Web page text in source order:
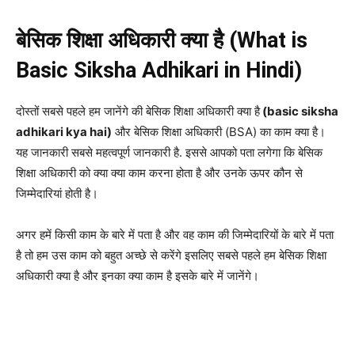
बेसिक शिक्षा अधिकारी क्या है (What is
Basic Siksha Adhikari in Hindi)
दोस्तों सबसे पहले हम जानेंगे की बेसिक शिक्षा अधिकारी क्या है(basic siksha
adhikari kya hai) और बेसिक शिक्षा अधिकारी (BSA) का काम क्या है।
यह जानकारी सबसे महत्वपूर्ण जानकारी है. इससे आपको पता लगेगा कि बेसिक
शिक्षा अधिकारी को क्या क्या काम करना होता है और उनके ऊपर कौन से
जिम्मेदारियां होती है।
अगर हमें किसी काम के बारे में पता है और वह काम की जिम्मेदारियों के बारे में पता
है तो हम उस काम को बहुत अच्छे से करेंगे इसलिए सबसे पहले हम बेसिक शिक्षा
अधिकारी क्या है और इनका क्या काम है इसके बारे में जानेंगे।